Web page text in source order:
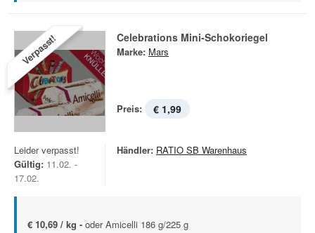
Verpasst! Celebrations Mini-Schokoriegel
Marke: Mars
Preis: € 1,99
Leider verpasst!
Gültig: 11.02. -
17.02.
Händler: RATIO SB Warenhaus
€ 10,69 / kg - oder Amicelli 186 g/225 g